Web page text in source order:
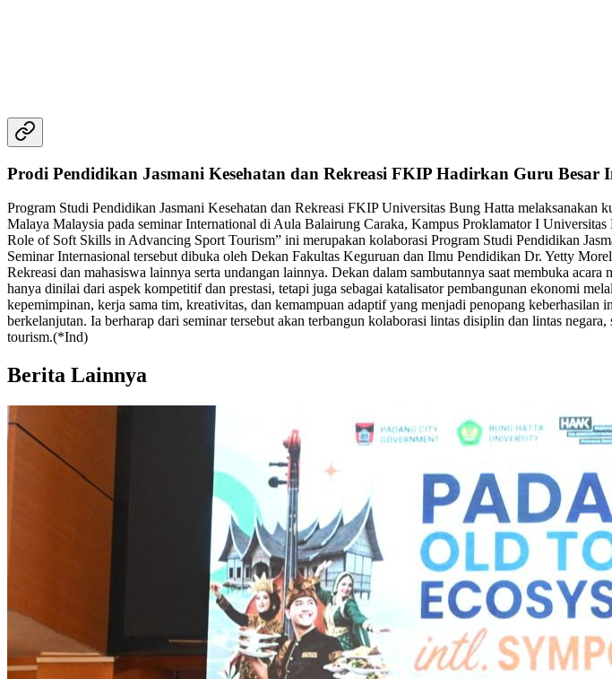
Prodi Pendidikan Jasmani Kesehatan dan Rekreasi FKIP Hadirkan Guru Besar
Program Studi Pendidikan Jasmani Kesehatan dan Rekreasi FKIP Universitas Bung Hatta
Malaya Malaysia pada seminar International di Aula Balairung Caraka, Kampus Proklamator I
Role of Soft Skills in Advancing Sport Tourism” ini merupakan kolaborasi Program Studi Pendidikan
Seminar Internasional tersebut dibuka oleh Dekan Fakultas Keguruan dan Ilmu Pendidikan Dr. Yetty
Rekreasi dan mahasiswa lainnya serta undangan lainnya. Dekan dalam sambutannya saat membuka
hanya dinilai dari aspek kompetitif dan prestasi, tetapi juga sebagai katalisator pembangunan ekonomi
kepemimpinan, kerja sama tim, kreativitas, dan kemampuan adaptif yang menjadi penopang
berkelanjutan. Ia berharap dari seminar tersebut akan terbangun kolaborasi lintas disiplin dan lintas
tourism.(*Ind)
Berita Lainnya